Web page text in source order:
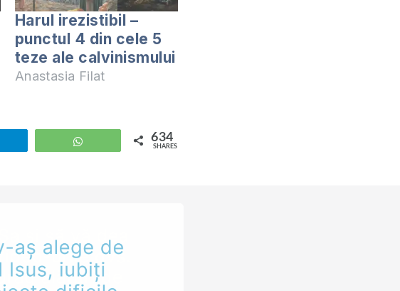
Harul irezistibil –
punctul 4 din cele 5
teze ale calvinismului
Anastasia Filat
WhatsApp 634
SHARES